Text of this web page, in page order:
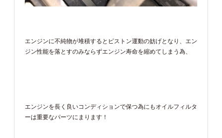
エンジンに不純物が堆積するとピストン運動の妨げとなり、エン
ジン性能を落とすのみならずエンジン寿命を縮めてしまう為、
エンジンを長く良いコンディションで保つ為にもオイルフィルタ
ーは重要なパーツにまります！